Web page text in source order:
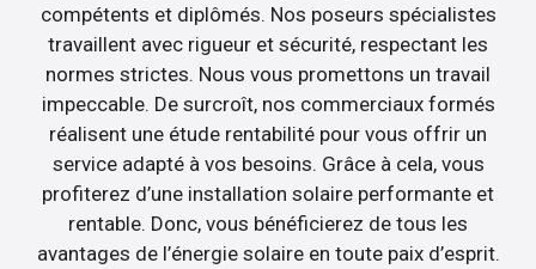
compétents et diplômés. Nos poseurs spécialistes
travaillent avec rigueur et sécurité, respectant les
normes strictes. Nous vous promettons un travail
impeccable. De surcroît, nos commerciaux formés
réalisent une étude rentabilité pour vous offrir un
service adapté à vos besoins. Grâce à cela, vous
profiterez d’une installation solaire performante et
rentable. Donc, vous bénéficierez de tous les
avantages de l’énergie solaire en toute paix d’esprit.